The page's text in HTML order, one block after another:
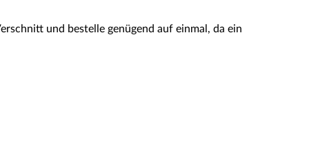
und bestelle genügend auf einmal, da ein